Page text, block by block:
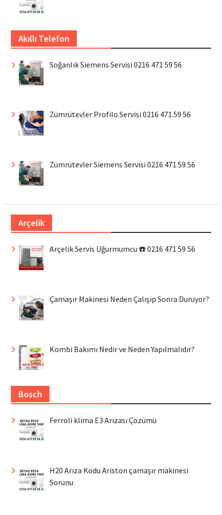
Akıllı Telefon
Soğanlık Siemens Servisi 0216 471 59 56
Zümrütevler Profilo Servisi 0216 471 59 56
Zümrütevler Siemens Servisi 0216 471 59 56
Arçelik
Arçelik Servis Uğurmumcu ☎️ 0216 471 59 56
Çamaşır Makinesi Neden Çalışıp Sonra Duruyor?
Kombi Bakımı Nedir ve Neden Yapılmalıdır?
Bosch
Ferroli klima E3 Arızası Çözümü
H20 Arıza Kodu Ariston çamaşır makinesi
Sorunu